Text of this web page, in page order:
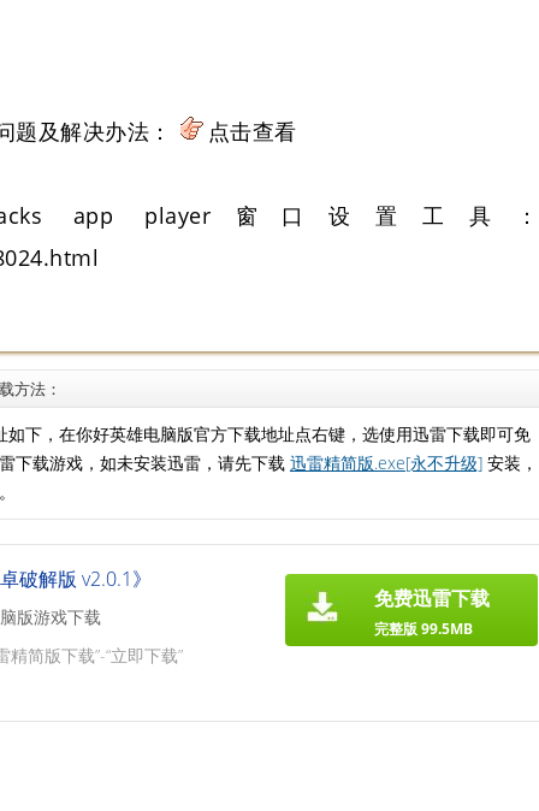
及解决办法： 点击查看
app player窗口设置工具：
方法：
下，在你好英雄电脑版官方下载地址点右键，选使用迅雷下载即可免
下载游戏，如未安装迅雷，请先下载 迅雷精简版.exe[永不升级] 安装，
破解版 v2.0.1》
版游戏下载
精简版下载”-“立即下载”
免费迅雷下载
完整版 99.5MB